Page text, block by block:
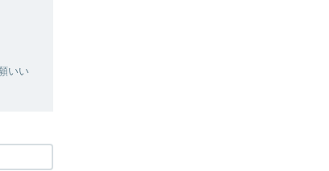
いい